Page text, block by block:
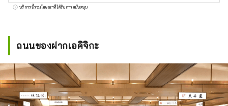
ซอกซอย ทะเลสาบปล่องภูเขาไฟ Zao อันเป็น
ของญี่ปุ่นทางทิศตะวันออก จังหวัดมิยางิยัง
สามารถเข้าถึงจังหวัดอื่นๆ ในภูมิภาคโทโฮคุได้
เป็นอย่างดี และเป็นภูมิภาคที่กว้างใหญ่และยังไม่มี
ใครสำรวจซึ่งเต็มไปด้วยธรรมชาติและประเพณี
ด้านอาหารที่หลากหลาย ซึ่งแตกต่างจากสถานที่
ท่องเที่ยวทั่วไปในญี่ปุ่นอย่างสิ้นเชิง
บริการนี้รวมโฆษณาที่ได้รับการสนับสนุน
ถนนของฝากเอคิจิกะ